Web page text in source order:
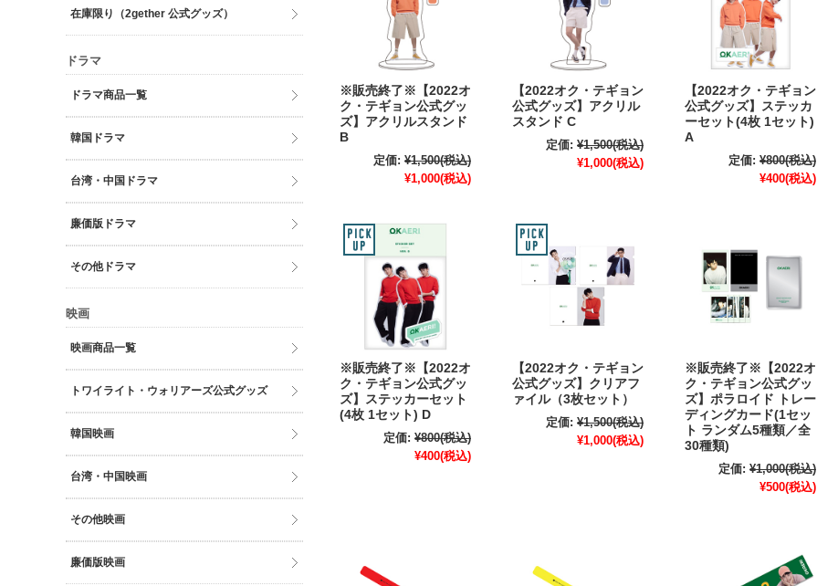
※販売終了※【2022オ
ク・テギョン公式グッ
ズ】アクリルスタンド
B
定価: ¥1,500(税込)
¥1,000(税込)
【2022オク・テギョン
公式グッズ】アクリル
スタンド C
定価: ¥1,500(税込)
¥1,000(税込)
【2022オク・テギョン
公式グッズ】ステッカ
ーセット(4枚 1セット)
A
定価: ¥800(税込)
¥400(税込)
※販売終了※【2022オ
ク・テギョン公式グッ
ズ】ステッカーセット
(4枚 1セット) D
定価: ¥800(税込)
¥400(税込)
【2022オク・テギョン
公式グッズ】クリアフ
ァイル（3枚セット）
定価: ¥1,500(税込)
¥1,000(税込)
※販売終了※【2022オ
ク・テギョン公式グッ
ズ】ポラロイド トレー
ディングカード(1セッ
ト ランダム5種類／全
30種類)
定価: ¥1,000(税込)
¥500(税込)
在庫限り（2gether 公式グッズ）
ドラマ
ドラマ商品一覧
韓国ドラマ
台湾・中国ドラマ
廉価版ドラマ
その他ドラマ
映画
映画商品一覧
トワイライト・ウォリアーズ公式グッズ
韓国映画
台湾・中国映画
その他映画
廉価版映画